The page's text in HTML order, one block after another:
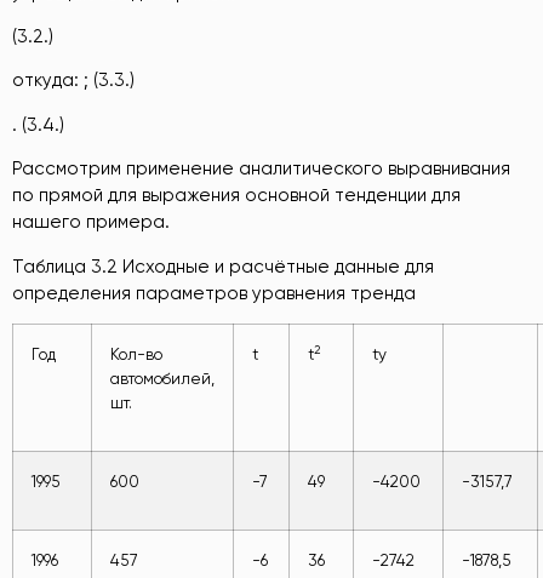
(3.2.)
откуда: ; (3.3.)
. (3.4.)
Рассмотрим применение аналитического выравнивания
по прямой для выражения основной тенденции для
нашего примера.
Таблица 3.2 Исходные и расчётные данные для
определения параметров уравнения тренда
Год
Кол-во
автомобилей,
шт.
t t2 ty
1995 600 -7 49 -4200 -3157,7
1996 457 -6 36 -2742 -1878,5